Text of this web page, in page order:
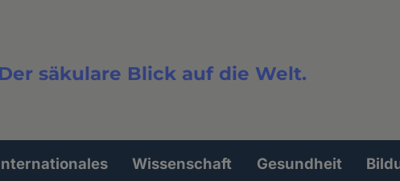
Der säkulare Blick auf die Welt.
Wissenschaft Gesundheit